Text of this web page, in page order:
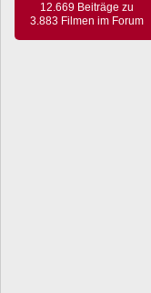
12.669 Beiträge zu
3.883 Filmen im Forum